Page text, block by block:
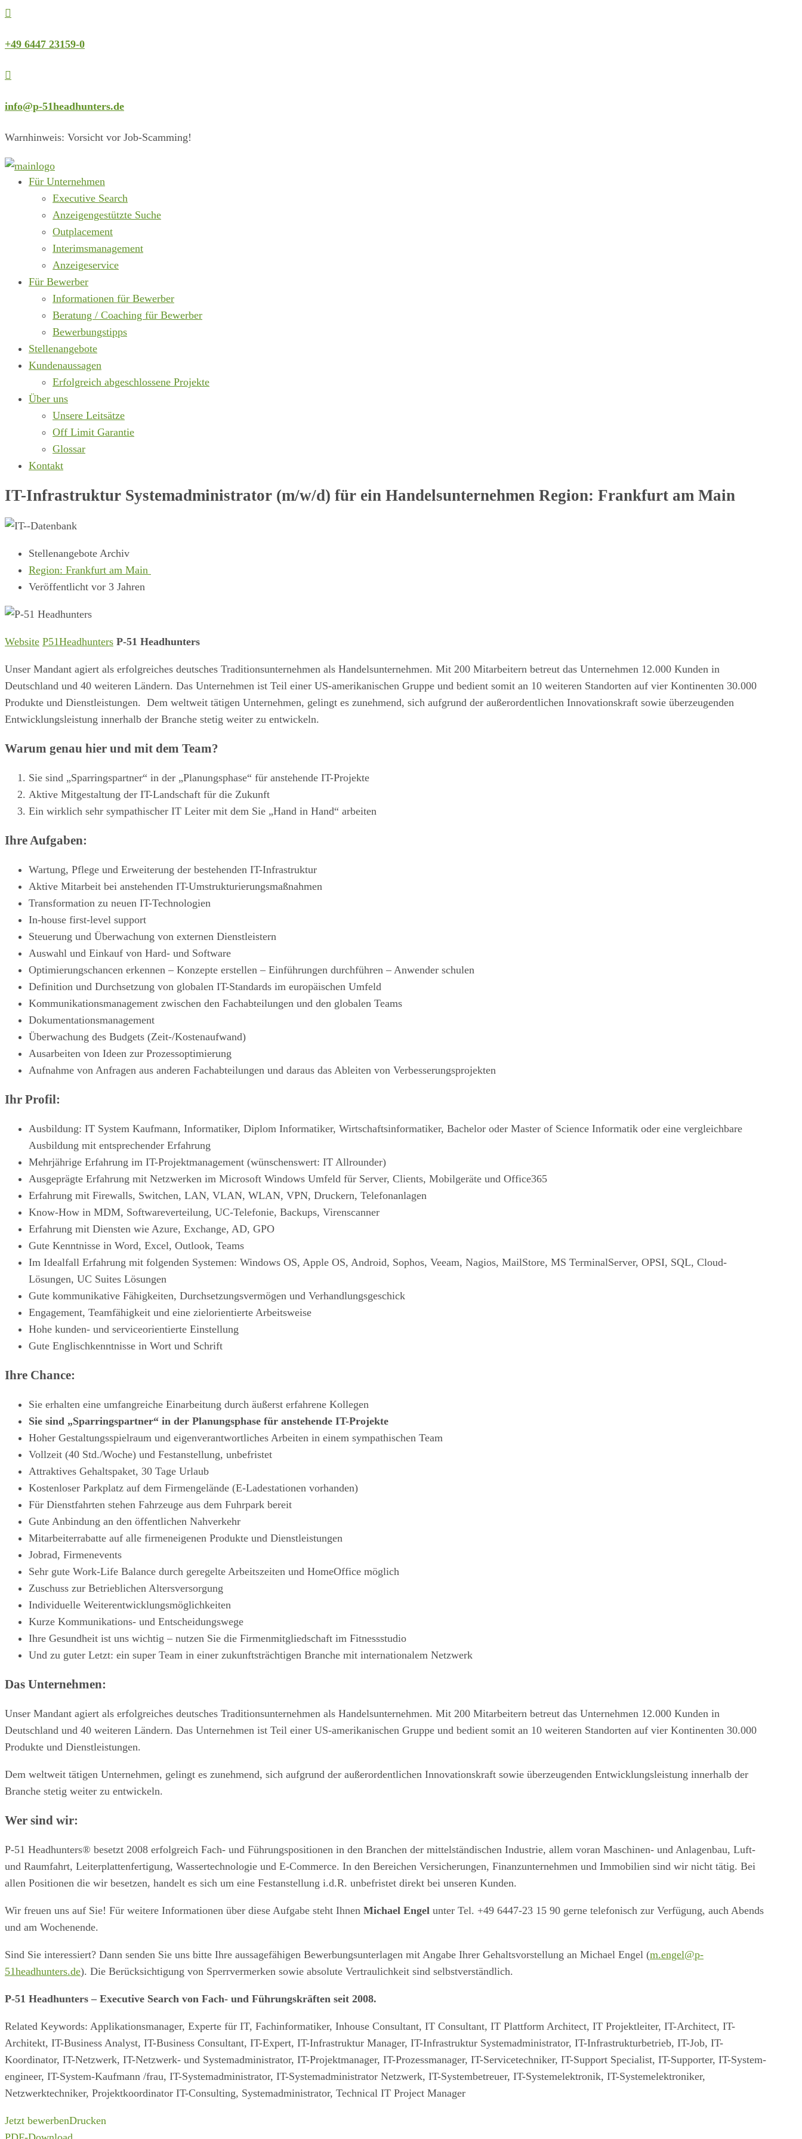

+49 6447 23159-0

info@p-51headhunters.de
Warnhinweis: Vorsicht vor Job-Scamming!
Für Unternehmen
Executive Search
Anzeigengestützte Suche
Outplacement
Interimsmanagement
Anzeigeservice
Für Bewerber
Informationen für Bewerber
Beratung / Coaching für Bewerber
Bewerbungstipps
Stellenangebote
Kundenaussagen
Erfolgreich abgeschlossene Projekte
Über uns
Unsere Leitsätze
Off Limit Garantie
Glossar
Kontakt
IT-Infrastruktur Systemadministrator (m/w/d) für ein Handelsunternehmen Region: Frankfurt am Main
Stellenangebote Archiv
Region: Frankfurt am Main
Veröffentlicht vor 3 Jahren
Website P51Headhunters P-51 Headhunters
Unser Mandant agiert als erfolgreiches deutsches Traditionsunternehmen als Handelsunternehmen. Mit 200 Mitarbeitern betreut das Unternehmen 12.000 Kunden in
Deutschland und 40 weiteren Ländern. Das Unternehmen ist Teil einer US-amerikanischen Gruppe und bedient somit an 10 weiteren Standorten auf vier Kontinenten 30.000
Produkte und Dienstleistungen. Dem weltweit tätigen Unternehmen, gelingt es zunehmend, sich aufgrund der außerordentlichen Innovationskraft sowie überzeugenden
Entwicklungsleistung innerhalb der Branche stetig weiter zu entwickeln.
Warum genau hier und mit dem Team?
Sie sind „Sparringspartner“ in der „Planungsphase“ für anstehende IT-Projekte
Aktive Mitgestaltung der IT-Landschaft für die Zukunft
Ein wirklich sehr sympathischer IT Leiter mit dem Sie „Hand in Hand“ arbeiten
Ihre Aufgaben:
Wartung, Pflege und Erweiterung der bestehenden IT-Infrastruktur
Aktive Mitarbeit bei anstehenden IT-Umstrukturierungsmaßnahmen
Transformation zu neuen IT-Technologien
In-house first-level support
Steuerung und Überwachung von externen Dienstleistern
Auswahl und Einkauf von Hard- und Software
Optimierungschancen erkennen – Konzepte erstellen – Einführungen durchführen – Anwender schulen
Definition und Durchsetzung von globalen IT-Standards im europäischen Umfeld
Kommunikationsmanagement zwischen den Fachabteilungen und den globalen Teams
Dokumentationsmanagement
Überwachung des Budgets (Zeit-/Kostenaufwand)
Ausarbeiten von Ideen zur Prozessoptimierung
Aufnahme von Anfragen aus anderen Fachabteilungen und daraus das Ableiten von Verbesserungsprojekten
Ihr Profil:
Ausbildung: IT System Kaufmann, Informatiker, Diplom Informatiker, Wirtschaftsinformatiker, Bachelor oder Master of Science Informatik oder eine vergleichbare
Ausbildung mit entsprechender Erfahrung
Mehrjährige Erfahrung im IT-Projektmanagement (wünschenswert: IT Allrounder)
Ausgeprägte Erfahrung mit Netzwerken im Microsoft Windows Umfeld für Server, Clients, Mobilgeräte und Office365
Erfahrung mit Firewalls, Switchen, LAN, VLAN, WLAN, VPN, Druckern, Telefonanlagen
Know-How in MDM, Softwareverteilung, UC-Telefonie, Backups, Virenscanner
Erfahrung mit Diensten wie Azure, Exchange, AD, GPO
Gute Kenntnisse in Word, Excel, Outlook, Teams
Im Idealfall Erfahrung mit folgenden Systemen: Windows OS, Apple OS, Android, Sophos, Veeam, Nagios, MailStore, MS TerminalServer, OPSI, SQL, Cloud-
Lösungen, UC Suites Lösungen
Gute kommunikative Fähigkeiten, Durchsetzungsvermögen und Verhandlungsgeschick
Engagement, Teamfähigkeit und eine zielorientierte Arbeitsweise
Hohe kunden- und serviceorientierte Einstellung
Gute Englischkenntnisse in Wort und Schrift
Ihre Chance:
Sie erhalten eine umfangreiche Einarbeitung durch äußerst erfahrene Kollegen
Sie sind „Sparringspartner“ in der Planungsphase für anstehende IT-Projekte
Hoher Gestaltungsspielraum und eigenverantwortliches Arbeiten in einem sympathischen Team
Vollzeit (40 Std./Woche) und Festanstellung, unbefristet
Attraktives Gehaltspaket, 30 Tage Urlaub
Kostenloser Parkplatz auf dem Firmengelände (E-Ladestationen vorhanden)
Für Dienstfahrten stehen Fahrzeuge aus dem Fuhrpark bereit
Gute Anbindung an den öffentlichen Nahverkehr
Mitarbeiterrabatte auf alle firmeneigenen Produkte und Dienstleistungen
Jobrad, Firmenevents
Sehr gute Work-Life Balance durch geregelte Arbeitszeiten und HomeOffice möglich
Zuschuss zur Betrieblichen Altersversorgung
Individuelle Weiterentwicklungsmöglichkeiten
Kurze Kommunikations- und Entscheidungswege
Ihre Gesundheit ist uns wichtig – nutzen Sie die Firmenmitgliedschaft im Fitnessstudio
Und zu guter Letzt: ein super Team in einer zukunftsträchtigen Branche mit internationalem Netzwerk
Das Unternehmen:
Unser Mandant agiert als erfolgreiches deutsches Traditionsunternehmen als Handelsunternehmen. Mit 200 Mitarbeitern betreut das Unternehmen 12.000 Kunden in
Deutschland und 40 weiteren Ländern. Das Unternehmen ist Teil einer US-amerikanischen Gruppe und bedient somit an 10 weiteren Standorten auf vier Kontinenten 30.000
Produkte und Dienstleistungen.
Dem weltweit tätigen Unternehmen, gelingt es zunehmend, sich aufgrund der außerordentlichen Innovationskraft sowie überzeugenden Entwicklungsleistung innerhalb der
Branche stetig weiter zu entwickeln.
Wer sind wir:
P-51 Headhunters® besetzt 2008 erfolgreich Fach- und Führungspositionen in den Branchen der mittelständischen Industrie, allem voran Maschinen- und Anlagenbau, Luft-
und Raumfahrt, Leiterplattenfertigung, Wassertechnologie und E-Commerce. In den Bereichen Versicherungen, Finanzunternehmen und Immobilien sind wir nicht tätig. Bei
allen Positionen die wir besetzen, handelt es sich um eine Festanstellung i.d.R. unbefristet direkt bei unseren Kunden.
Wir freuen uns auf Sie! Für weitere Informationen über diese Aufgabe steht Ihnen Michael Engel unter Tel. +49 6447-23 15 90 gerne telefonisch zur Verfügung, auch Abends
und am Wochenende.
Sind Sie interessiert? Dann senden Sie uns bitte Ihre aussagefähigen Bewerbungsunterlagen mit Angabe Ihrer Gehaltsvorstellung an Michael Engel (m.engel@p-
51headhunters.de). Die Berücksichtigung von Sperrvermerken sowie absolute Vertraulichkeit sind selbstverständlich.
P-51 Headhunters – Executive Search von Fach- und Führungskräften seit 2008.
Related Keywords: Applikationsmanager, Experte für IT, Fachinformatiker, Inhouse Consultant, IT Consultant, IT Plattform Architect, IT Projektleiter, IT-Architect, IT-
Architekt, IT-Business Analyst, IT-Business Consultant, IT-Expert, IT-Infrastruktur Manager, IT-Infrastruktur Systemadministrator, IT-Infrastrukturbetrieb, IT-Job, IT-
Koordinator, IT-Netzwerk, IT-Netzwerk- und Systemadministrator, IT-Projektmanager, IT-Prozessmanager, IT-Servicetechniker, IT-Support Specialist, IT-Supporter, IT-System-
engineer, IT-System-Kaufmann /frau, IT-Systemadministrator, IT-Systemadministrator Netzwerk, IT-Systembetreuer, IT-Systemelektronik, IT-Systemelektroniker,
Netzwerktechniker, Projektkoordinator IT-Consulting, Systemadministrator, Technical IT Project Manager
Jetzt bewerbenDrucken